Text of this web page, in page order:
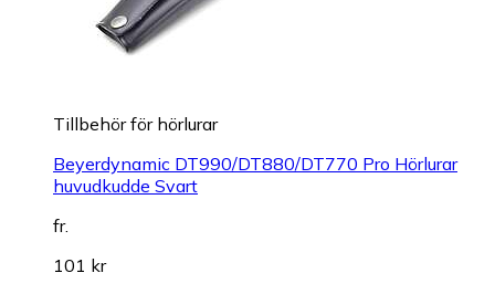
Tillbehör för hörlurar
Beyerdynamic DT990/DT880/DT770 Pro Hörlurar
huvudkudde Svart
fr.
101 kr